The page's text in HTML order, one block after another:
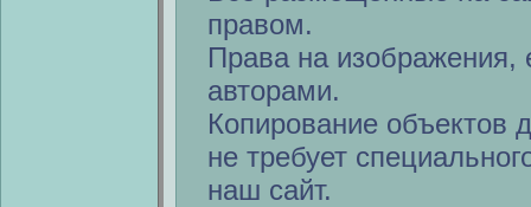
правом.
Права на изображения,
авторами.
Копирование объектов
не требует
наш сайт.